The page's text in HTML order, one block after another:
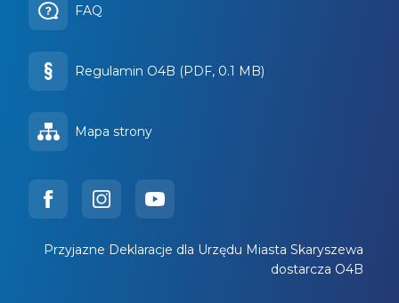
FAQ
Regulamin O4B (PDF, 0.1 MB)
Mapa strony
Przyjazne Deklaracje dla Urzędu Miasta Skaryszewa
dostarcza O4B